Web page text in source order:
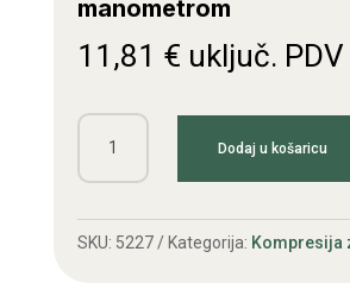
manometrom
11,81 € uključ. PDV
Kompresorski
pištolj
manometrom
Dodaj u košaricu
SKU: 5227 Kategorija: Kompresija